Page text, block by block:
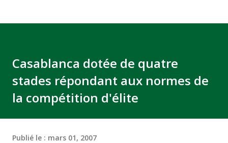
Casablanca dotée de quatre
stades répondant aux normes de
la compétition d'élite
Publié le : mars 01, 2007